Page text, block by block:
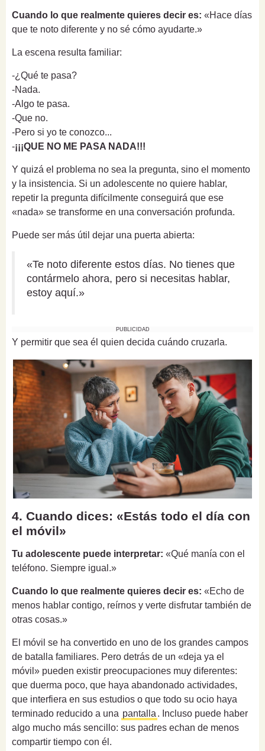
Cuando lo que realmente quieres decir es: «Hace días
que te noto diferente y no sé cómo ayudarte.»
La escena resulta familiar:
-¿Qué te pasa?
-Nada.
-Algo te pasa.
-Que no.
-Pero si yo te conozco...
-¡¡¡QUE NO ME PASA NADA!!!
Y quizá el problema no sea la pregunta, sino el momento
y la insistencia. Si un adolescente no quiere hablar,
repetir la pregunta difícilmente conseguirá que ese
«nada» se transforme en una conversación profunda.
Puede ser más útil dejar una puerta abierta:
«Te noto diferente estos días. No tienes que
contármelo ahora, pero si necesitas hablar,
estoy aquí.»
PUBLICIDAD
Y permitir que sea él quien decida cuándo cruzarla.
4. Cuando dices: «Estás todo el día con
el móvil»
Tu adolescente puede interpretar: «Qué manía con el
teléfono. Siempre igual.»
Cuando lo que realmente quieres decir es: «Echo de
menos hablar contigo, reírnos y verte disfrutar también de
otras cosas.»
El móvil se ha convertido en uno de los grandes campos
de batalla familiares. Pero detrás de un «deja ya el
móvil» pueden existir preocupaciones muy diferentes:
que duerma poco, que haya abandonado actividades,
que interfiera en sus estudios o que todo su ocio haya
terminado reducido a una pantalla . Incluso puede haber
algo mucho más sencillo: sus padres echan de menos
compartir tiempo con él.